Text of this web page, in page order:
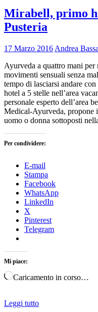
Mirabell, primo
Pusteria
17 Marzo 2016 Andrea
Ayurveda a quattro mani
movimenti sensuali senza
tempo di lasciarsi andare
hotel a 5 stelle nell’area
personale esperto dell’area
Medical-Ayurveda, propone
uomo o donna sottoposti
Per condividere:
E-mail
Stampa
Facebook
WhatsApp
LinkedIn
X
Pinterest
Telegram
Mi piace:
Caricamento in corso…
Leggi tutto